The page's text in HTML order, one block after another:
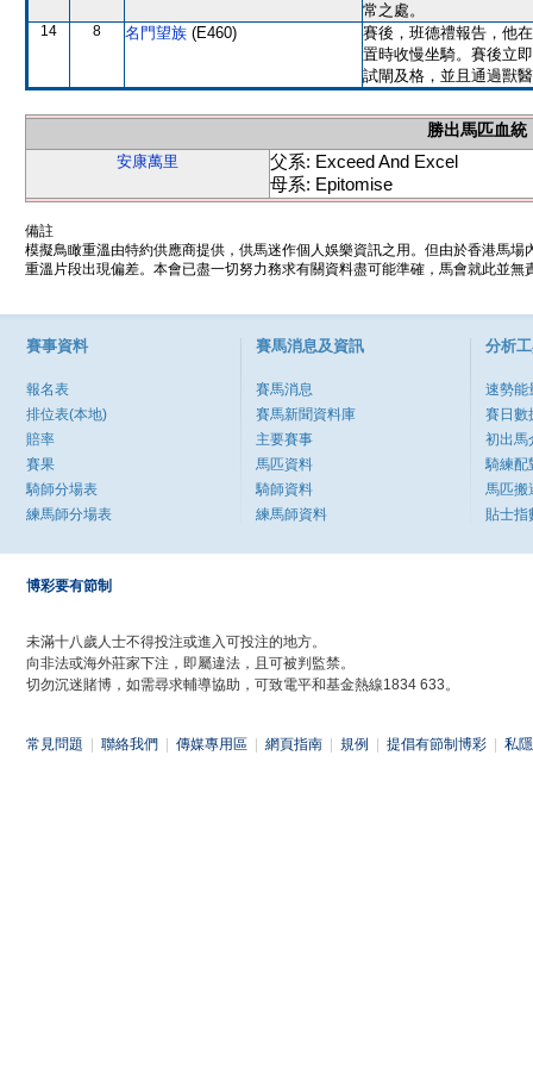
常之處。
14 8 名門望族 (E460)
賽後，班德禮報告，他
置時收慢坐騎。賽後立
試閘及格，並且通過獸
勝出馬匹血統
安康萬里
父系: Exceed And Excel
母系: Epitomise
備註
模擬鳥瞰重溫由特約供應商提供，供馬迷作個人娛樂資訊之用。但由於香港馬
重溫片段出現偏差。本會已盡一切努力務求有關資料盡可能準確，馬會就此並
賽事資料
報名表
排位表(本地)
賠率
賽果
騎師分場表
練馬師分場表
賽馬消息及資訊
賽馬消息
賽馬新聞資料庫
主要賽事
馬匹資料
騎師資料
練馬師資料
分析
速勢能
賽日數
初出馬
騎練配
馬匹搬
貼士指
博彩要有節制
未滿十八歲人士不得投注或進入可投注的地方。
向非法或海外莊家下注，即屬違法，且可被判監禁。
切勿沉迷賭博，如需尋求輔導協助，可致電平和基金熱線1834 633。
常見問題 聯絡我們 傳媒專用區 網頁指南 規例 提倡有節制博彩 私